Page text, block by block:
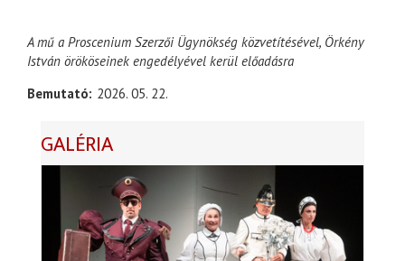
A mű a Proscenium Szerzői Ügynökség közvetítésével, Örkény
István örököseinek engedélyével kerül előadásra
Bemutató 2026. 05. 22.
GALÉRIA